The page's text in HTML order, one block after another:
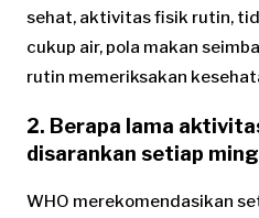
sehat, aktivitas fisik rutin,
cukup air, pola makan
rutin memeriksakan
2. Berapa lama
disarankan setiap
WHO merekomendasikan